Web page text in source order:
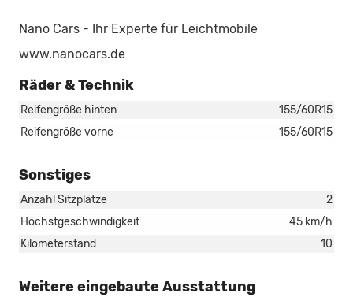
Nano Cars - Ihr Experte für Leichtmobile
www.nanocars.de
Räder & Technik
Reifengröße hinten
155/60R15
Reifengröße vorne
155/60R15
Sonstiges
Anzahl Sitzplätze
2
Höchstgeschwindigkeit
45 km/h
Kilometerstand
10
Weitere eingebaute Ausstattung